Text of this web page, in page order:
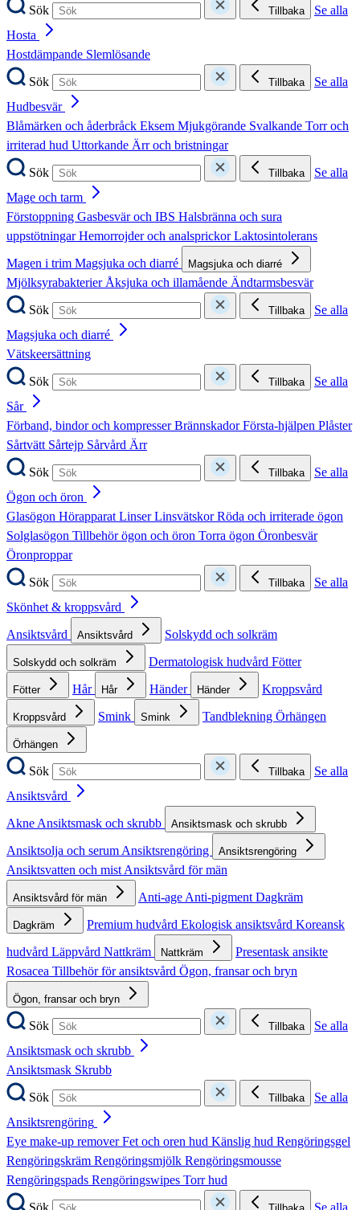
Sök
Tillbaka
Se alla
Hosta
Hostdämpande Slemlösande
Sök
Tillbaka
Se alla
Hudbesvär
Blåmärken och åderbråck Eksem Mjukgörande Svalkande Torr och
irriterad hud Uttorkande Ärr och bristningar
Sök
Tillbaka
Se alla
Mage och tarm
Förstoppning Gasbesvär och IBS Halsbränna och sura
uppstötningarHemorrojder och analsprickorLaktosintolerans
Magen i trim Magsjuka och diarré Magsjuka och diarré
MjölksyrabakterierÅksjuka och illamående Ändtarmsbesvär
Sök
Tillbaka
Se alla
Magsjuka och diarré
Vätskeersättning
Sök
Tillbaka
Se alla
Sår
Förband, bindor och kompresserBrännskadorFörsta-hjälpen Plåster
Sårtvätt Sårtejp Sårvård Ärr
Sök
Tillbaka
Se alla
Ögon och öron
Glasögon HörapparatLinserLinsvätskorRöda och irriterade ögon
Solglasögon Tillbehör ögon och öron Torra ögon Öronbesvär
Öronproppar
Sök
Tillbaka
Se alla
Skönhet & kroppsvård
Ansiktsvård
Ansiktsvård Solskydd och solkräm
Solskydd och solkräm Dermatologisk hudvård Fötter
Fötter Hår Hår Händer Händer Kroppsvård
Kroppsvård Smink Smink Tandblekning Örhängen
Örhängen
Sök Tillbaka
Se alla
Ansiktsvård
AkneAnsiktsmask och skrubb Ansiktsmask och skrubb
Ansiktsolja och serumAnsiktsrengöring Ansiktsrengöring
Ansiktsvatten och mistAnsiktsvård för män
Ansiktsvård för män Anti-ageAnti-pigmentDagkräm
Dagkräm Premium hudvård Ekologisk ansiktsvård Koreansk
hudvård Läppvård Nattkräm Nattkräm
Presentask ansikte
Rosacea Tillbehör för ansiktsvård Ögon, fransar och bryn
Ögon, fransar och bryn
Sök Tillbaka
Se alla
Ansiktsmask och skrubb
Ansiktsmask Skrubb
Sök
Tillbaka
Se alla
Ansiktsrengöring
Eye make-up removerFet och oren hud Känslig hud Rengöringsgel
Rengöringskräm Rengöringsmjölk Rengöringsmousse
Rengöringspads Rengöringswipes Torr hud